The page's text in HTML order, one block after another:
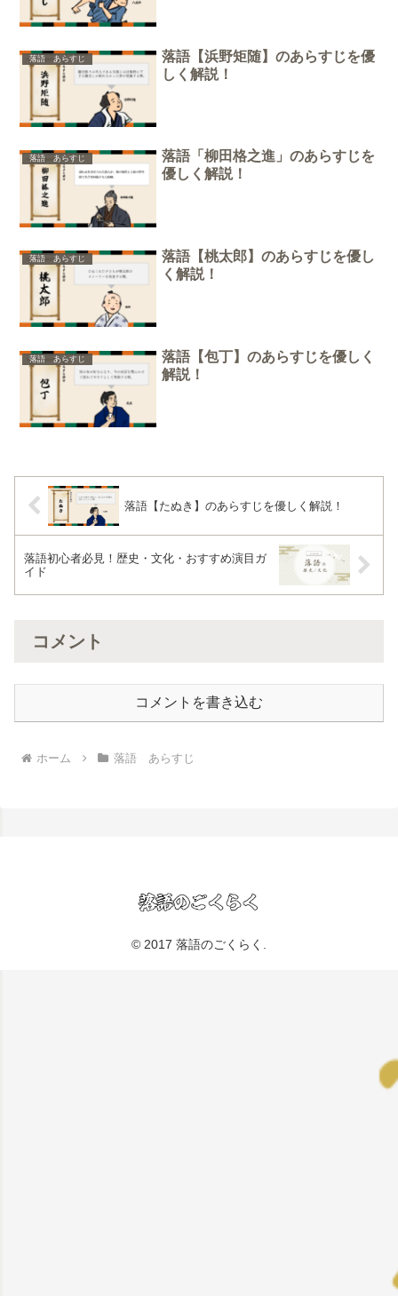
落語 あらすじ
落語【浜野矩随】のあらすじを優
しく解説！
落語 あらすじ
落語「柳田格之進」のあらすじを
優しく解説！
落語 あらすじ
落語【桃太郎】のあらすじを優し
く解説！
落語 あらすじ
落語【包丁】のあらすじを優しく
解説！
落語【たぬき】のあらすじを優しく解説！
落語初心者必見！歴史・文化・おすすめ演目ガ
イド
コメント
コメントを書き込む
ホーム 落語 あらすじ
© 2017 落語のごくらく.